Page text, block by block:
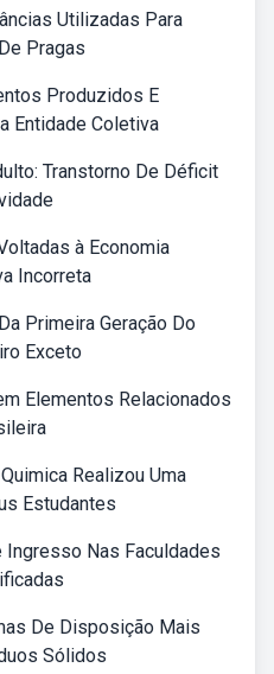
Utilizadas Para
Pragas
Produzidos E
Entidade Coletiva
Transtorno De Déficit
à Economia
Incorreta
Primeira Geração Do
Exceto
Elementos Relacionados
Realizou Uma
Estudantes
Ingresso Nas Faculdades
De Disposição Mais
Sólidos